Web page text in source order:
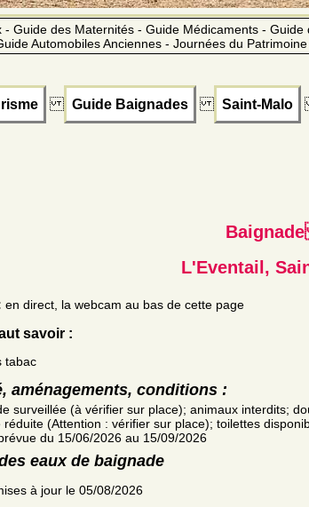
Guide des Maternités - Guide Médicaments - Guide
Automobiles Anciennes - Journées du Patrimoine
Guide Baignades Saint-Malo
L'Eventail,
en direct, la webcam au bas de cette page
savoir :
tabac
aménagements, conditions :
surveillée (à vérifier sur place); animaux interdits;
réduite (Attention : vérifier sur place); toilettes
du 15/06/2026 au 15/09/2026
eaux de baignade
à jour le 05/08/2026